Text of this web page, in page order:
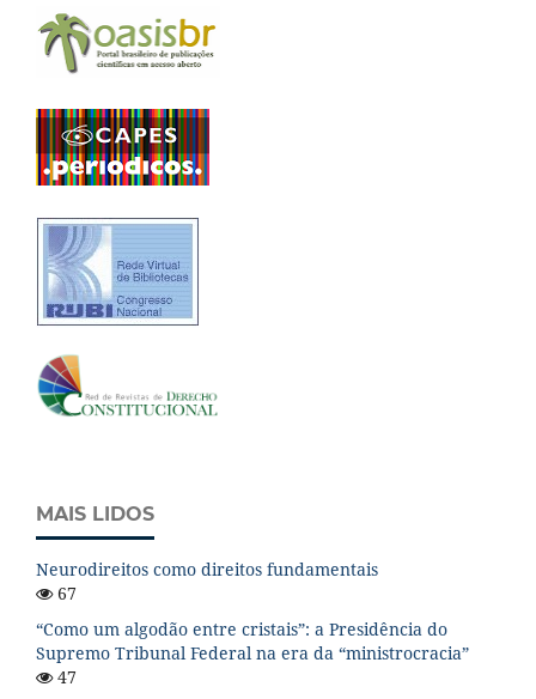
MAIS LIDOS
Neurodireitos como direitos fundamentais
67
“Como um algodão entre cristais”: a Presidência do
Supremo Tribunal Federal na era da “ministrocracia”
47